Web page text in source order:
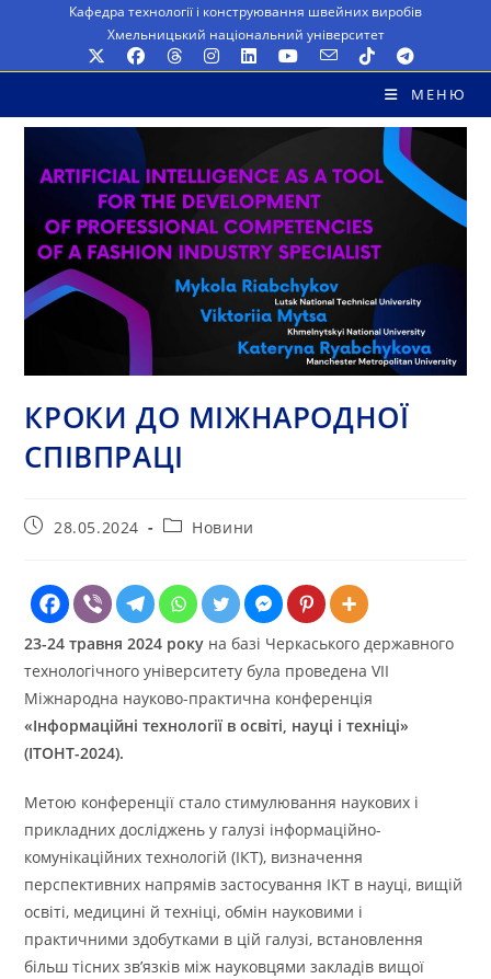
вмісту
Кафедра технології і конструювання швейних виробів
Хмельницький національний університет
МЕНЮ
КРОКИ ДО МІЖНАРОДНОЇ
СПІВПРАЦІ
Запис28.05.2024
Категорія
Новини
23-24 травня 2024 року на базі Черкаського державного
технологічного університету була проведена VII
Міжнародна науково-практична конференція
«Інформаційні технології в освіті, науці і техніці»
(ІТОНТ-2024).
Метою конференції стало стимулювання наукових і
прикладних досліджень у галузі інформаційно-
комунікаційних технологій (ІКТ), визначення
перспективних напрямів застосування ІКТ в науці, вищій
освіті, медицині й техніці, обмін науковими і
практичними здобутками в цій галузі, встановлення
більш тісних зв’язків між науковцями закладів вищої